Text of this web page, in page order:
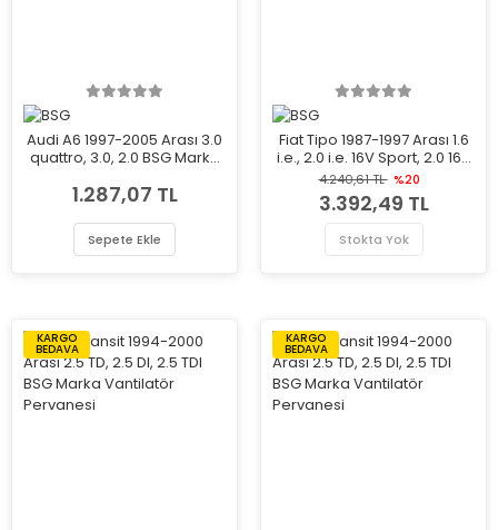
Audi A6 1997-2005 Arası 3.0
quattro, 3.0, 2.0 BSG Marka
1.287,07 TL
Sepete Ekle
Fiat Tipo 1987-1997 Arası 1.6
i.e., 2.0 i.e. 16V Sport, 2.0 16V
BSG Marka Vantilatör
Pervanesi
4.240,61 TL %20
3.392,49 TL
Stokta Yok
KARGO
BEDAVA
KARGO
BEDAVA